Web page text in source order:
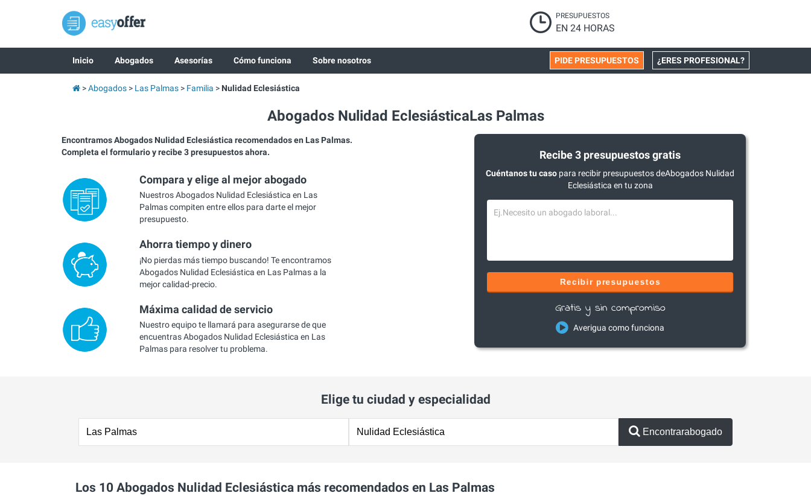
PRESUPUESTOS
EN 24 HORAS
Inicio Abogados Asesorías Cómo funciona Sobre nosotros ¿ERES PROFESIONAL?
PIDE PRESUPUESTOS
Abogados Las Palmas Familia Nulidad Eclesiástica
Abogados Nulidad EclesiásticaLas Palmas
Encontramos Abogados Nulidad Eclesiástica recomendados en Las Palmas.
Completa el formulario y recibe 3 presupuestos ahora.
Compara y elige al mejor abogado
Nuestros Abogados Nulidad Eclesiástica en Las
Palmas compiten entre ellos para darte el mejor
presupuesto.
Ahorra tiempo y dinero
¡No pierdas más tiempo buscando! Te encontramos
Abogados Nulidad Eclesiástica en Las Palmas a la
mejor calidad-precio.
Máxima calidad de servicio
Nuestro equipo te llamará para asegurarse de que
encuentras Abogados Nulidad Eclesiástica en Las
Palmas para resolver tu problema.
Recibe 3 presupuestos gratis
Cuéntanos tu caso para recibir presupuestos deAbogados Nulidad
Eclesiástica en tu zona
Recibir presupuestos
Gratis y sin compromiso
Averigua como funciona
Elige tu ciudad y especialidad
Encontrarabogado
Los 10 Abogados Nulidad Eclesiástica más recomendados en Las Palmas